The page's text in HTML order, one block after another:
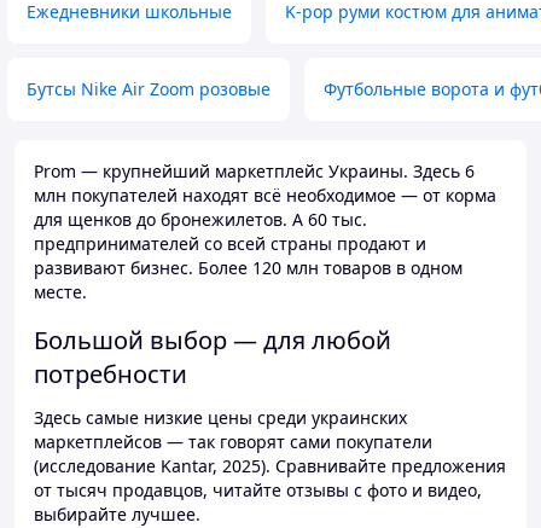
Ежедневники школьные K-pop руми костюм для
Бутсы Nike Air Zoom розовые Футбольные ворота и
Prom — крупнейший маркетплейс Украины. Здесь 6
млн покупателей находят всё необходимое — от корма
для щенков до бронежилетов. А 60 тыс.
предпринимателей со всей страны продают и
развивают бизнес. Более 120 млн товаров в одном
месте.
Большой выбор — для любой
потребности
Здесь самые низкие цены среди украинских
маркетплейсов — так говорят сами покупатели
(исследование Kantar, 2025). Сравнивайте предложения
от тысяч продавцов, читайте отзывы с фото и видео,
выбирайте лучшее.